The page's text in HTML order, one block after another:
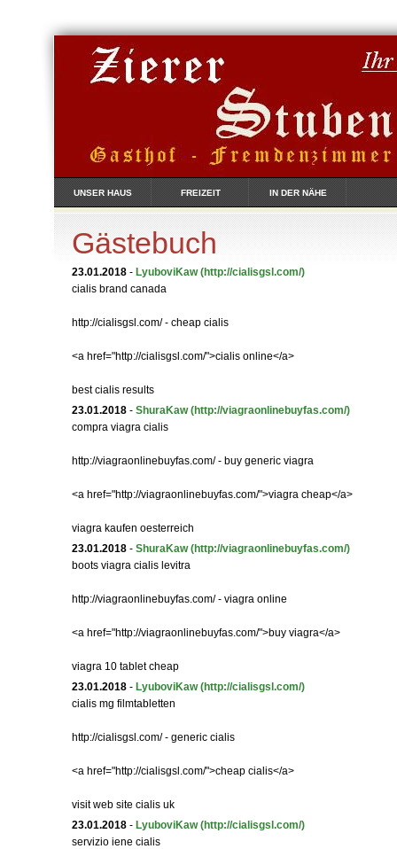
UNSER HAUS FREIZEIT IN DER NÄHE
Gästebuch
23.01.2018 - LyuboviKaw (http://cialisgsl.com/)
cialis brand canada
http://cialisgsl.com/ - cheap cialis
<a href="http://cialisgsl.com/">cialis online</a>
best cialis results
23.01.2018 - ShuraKaw (http://viagraonlinebuyfas.com/)
compra viagra cialis
http://viagraonlinebuyfas.com/ - buy generic viagra
<a href="http://viagraonlinebuyfas.com/">viagra cheap</a>
viagra kaufen oesterreich
23.01.2018 - ShuraKaw (http://viagraonlinebuyfas.com/)
boots viagra cialis levitra
http://viagraonlinebuyfas.com/ - viagra online
<a href="http://viagraonlinebuyfas.com/">buy viagra</a>
viagra 10 tablet cheap
23.01.2018 - LyuboviKaw (http://cialisgsl.com/)
cialis mg filmtabletten
http://cialisgsl.com/ - generic cialis
<a href="http://cialisgsl.com/">cheap cialis</a>
visit web site cialis uk
23.01.2018 - LyuboviKaw (http://cialisgsl.com/)
servizio iene cialis